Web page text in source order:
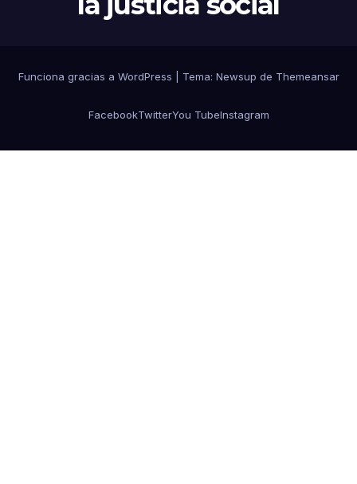
Funciona gracias a WordPress Tema: Newsup de Themeansar
FacebookTwitterYou TubeInstagram